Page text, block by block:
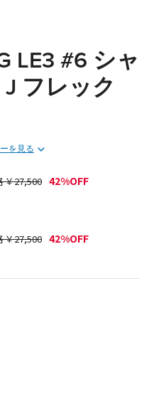
LE3 #6 シャ
フレック
￥27,500 42%OFF
￥27,500 42%OFF
を見る